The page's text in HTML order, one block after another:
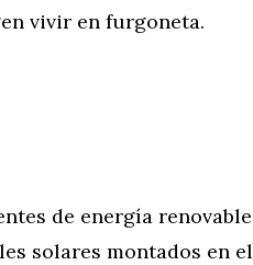
vivir en furgoneta.
de energía renovable
solares montados en el